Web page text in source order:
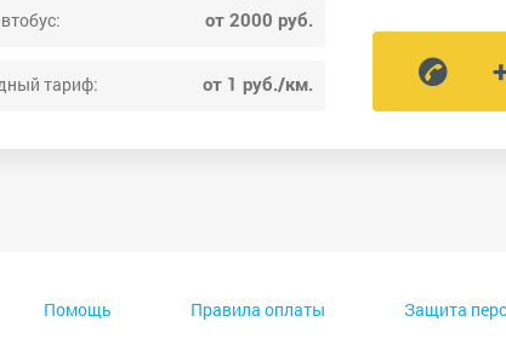
от 2000 руб.
тариф: от 1 руб./км.
Помощь Правила оплаты Защита